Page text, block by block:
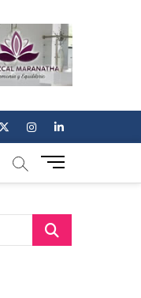
twitterinstagram
linkedin
M
u
B
u
Buscar